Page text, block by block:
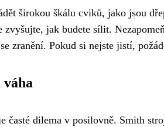
širokou škálu cviků, jako jsou
jak budete sílit.
zranění. Pokud si nejste jistí,
váha
časté dilema v posilovně. Smith